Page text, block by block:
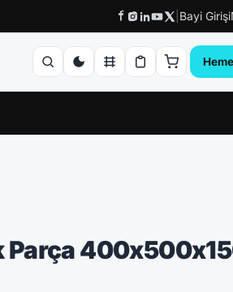
Bayi Girişi
Parça